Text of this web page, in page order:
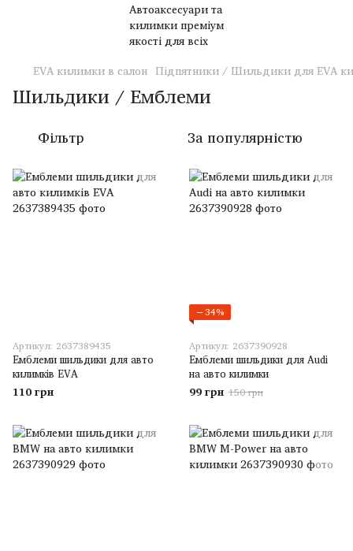
EVA килимки в салон Підпятники / Шильдики для EVA
Шильдики / Емблеми
Фільтр За популярністю
Артикул: 2637389435
Емблеми шильдики для авто
килимків EVA
110 грн
−34%
Артикул: 2637390928
Емблеми шильдики для Audi
на авто килимки
99 грн 150 грн